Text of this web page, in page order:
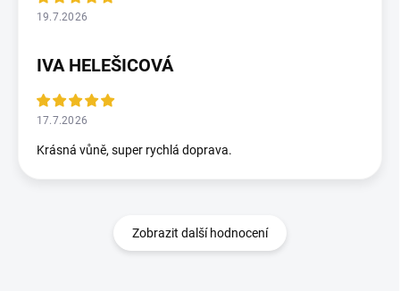
19.7.2026
IVA HELEŠICOVÁ
17.7.2026
Krásná vůně, super rychlá doprava.
Zobrazit další hodnocení